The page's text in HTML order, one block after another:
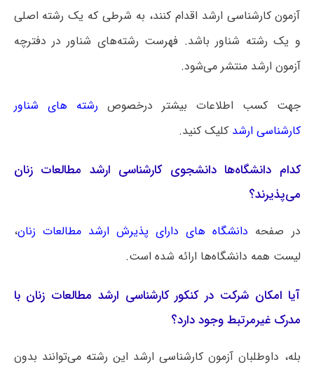
آزمون کارشناسی ارشد اقدام کنند، به شرطی که یک رشته اصلی
و یک رشته شناور باشد. فهرست رشته‌های شناور در دفترچه
آزمون ارشد منتشر می‌شود.
جهت کسب اطلاعات بیشتر درخصوص رشته های شناور
کارشناسی ارشد کلیک کنید.
کدام دانشگاه‌ها دانشجوی کارشناسی ارشد مطالعات زنان
می‌پذیرند؟
در صفحه دانشگاه های دارای پذیرش ارشد مطالعات زنان،
لیست همه دانشگاه‌ها ارائه شده است.
آیا امکان شرکت در کنکور کارشناسی ارشد مطالعات زنان با
مدرک غیرمرتبط وجود دارد؟
بله، داوطلبان آزمون کارشناسی ارشد این رشته می‌توانند بدون